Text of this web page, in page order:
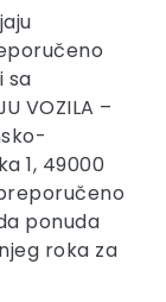
sa
VOZILA –
1, 49000
ponuda
roka za